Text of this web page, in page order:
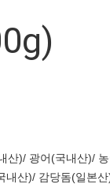
)/ 광어(국내산)/
산)/ 감당돔(일본